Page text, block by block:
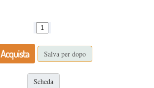
Acquista Salva per dopo
Scheda